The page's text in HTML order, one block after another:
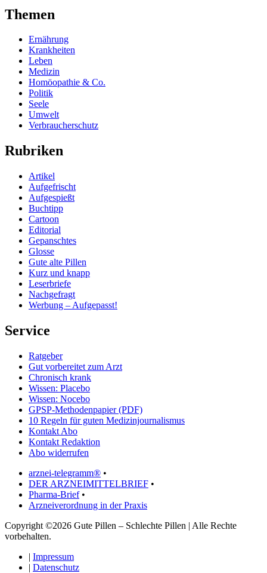
Themen
Ernährung
Krankheiten
Leben
Medizin
Homöopathie & Co.
Politik
Seele
Umwelt
Verbraucherschutz
Rubriken
Artikel
Aufgefrischt
Aufgespießt
Buchtipp
Cartoon
Editorial
Gepanschtes
Glosse
Gute alte Pillen
Kurz und knapp
Leserbriefe
Nachgefragt
Werbung – Aufgepasst!
Service
Ratgeber
Gut vorbereitet zum Arzt
Chronisch krank
Wissen: Placebo
Wissen: Nocebo
GPSP-Methodenpapier (PDF)
10 Regeln für guten Medizinjournalismus
Kontakt Abo
Kontakt Redaktion
Abo widerrufen
arznei-telegramm® •
DER ARZNEIMITTELBRIEF •
Pharma-Brief•
Arzneiverordnung in der Praxis
Copyright ©2026 Gute Pillen – Schlechte Pillen | Alle Rechte
vorbehalten.
| Impressum
| Datenschutz